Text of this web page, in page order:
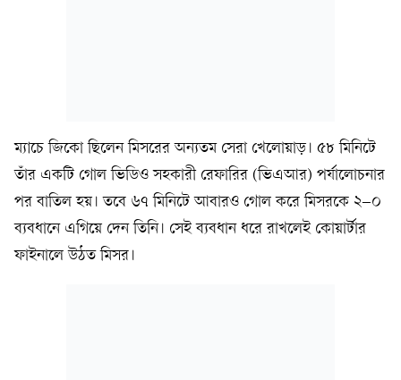
ম্যাচে জিকো ছিলেন মিসরের অন্যতম সেরা খেলোয়াড়। ৫৮ মিনিটে
তাঁর একটি গোল ভিডিও সহকারী রেফারির (ভিএআর) পর্যালোচনার
পর বাতিল হয়। তবে ৬৭ মিনিটে আবারও গোল করে মিসরকে ২–০
ব্যবধানে এগিয়ে দেন তিনি। সেই ব্যবধান ধরে রাখলেই কোয়ার্টার
ফাইনালে উঠত মিসর।